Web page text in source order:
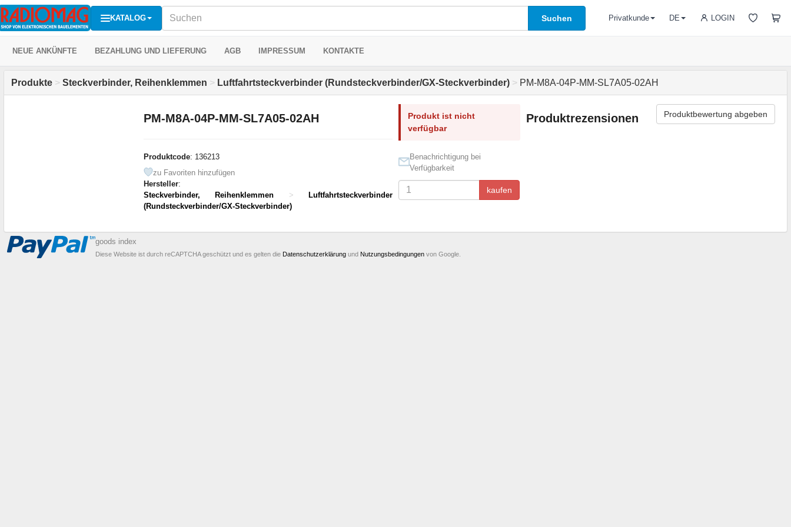
KATALOG Suchen LOGIN
Privatkunde DE
NEUE ANKÜNFTE BEZAHLUNG UND LIEFERUNG AGB IMPRESSUM KONTAKTE
Produkte > Steckverbinder, Reihenklemmen > Luftfahrtsteckverbinder (Rundsteckverbinder/GX-Steckverbinder) > PM-M8A-04P-MM-SL7A05-02AH
PM-M8A-04P-MM-SL7A05-02AH
Produktcode: 136213
zu Favoriten hinzufügen
Hersteller:
Steckverbinder, Reihenklemmen
>
Luftfahrtsteckverbinder
(Rundsteckverbinder/GX-Steckverbinder)
Produkt ist nicht
verfügbar
Benachrichtigung bei
Verfügbarkeit
kaufen
Produktrezensionen Produktbewertung abgeben
goods index
Diese Website ist durch reCAPTCHA geschützt und es gelten die Datenschutzerklärung und Nutzungsbedingungen von Google.